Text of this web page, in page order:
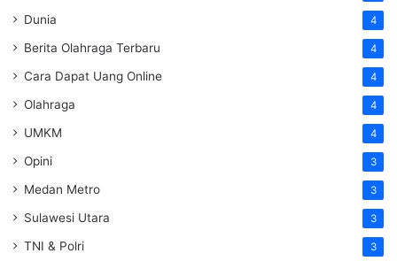
Dunia 4
Berita Olahraga Terbaru 4
Cara Dapat Uang Online 4
Olahraga 4
UMKM 4
Opini 3
Medan Metro 3
Sulawesi Utara 3
TNI & Polri 3